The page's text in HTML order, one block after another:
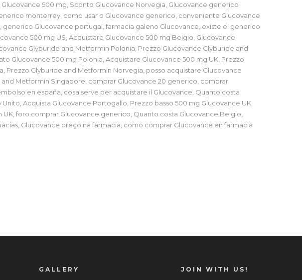
500 mg, Sconto Glucovance Norvegia, Glucovance generico
monterrey, como usar o Glucovance generico, conveniente Glucovance
generico Glucovance portugal, farmacia galeno Glucovance, existe el generico
500 mg US, Acquistare Glucovance 500 mg Belgio, Glucovance
Glyburide and Metformin Polonia, Prezzo Glucovance Glyburide and
Glucovance 500 mg Polonia, Acquistare Glucovance 500 mg UK, Prezzo
Prezzo Glyburide and Metformin Norvegia, posso acquistare Glucovance
Metformin Singapore, comprar Glucovance 20 generico, comprar
en españa, cosa serve per acquistare il Glucovance, Quanto costa
Acquista Glucovance Portogallo, Prezzo basso 500 mg Glucovance UK,
foro comprar Glucovance generico, Quanto costa Glucovance Belgio,
Glucovance preço na farmacia, como comprar Glucovance en farmacia
GALLERY JOIN WITH US!